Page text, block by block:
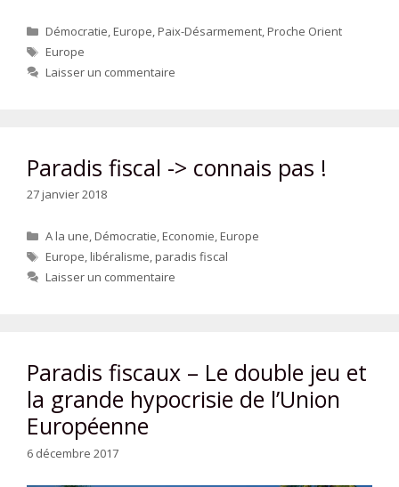
Catégories
Démocratie,Europe,Paix-Désarmement,Proche Orient
Étiquettes
Europe
Laisser un commentaire
Paradis fiscal -> connais pas !
27 janvier 2018
Catégories
A la une,Démocratie,Economie,Europe
Étiquettes
Europe,libéralisme,paradis fiscal
Laisser un commentaire
Paradis fiscaux – Le double jeu et
la grande hypocrisie de l’Union
Européenne
6 décembre 2017